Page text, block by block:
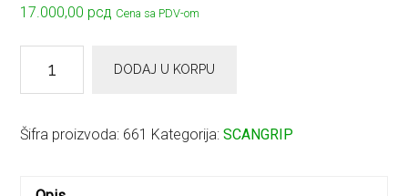
17.000,00 рсд Cena sa PDV-om
REFLEKTOR
R
DODAJ U KORPU
Šifra proizvoda: 661 Kategorija:SCANGRIP